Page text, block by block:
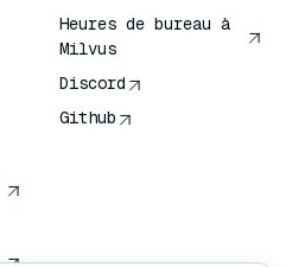
Heures de bureau à
Milvus
Discord
Github